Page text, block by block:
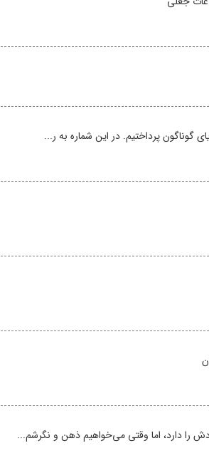
پرداختیم. در این شماره به ر...
دارد، اما وقتی می‌خواهیم ذهن و نگرشم...